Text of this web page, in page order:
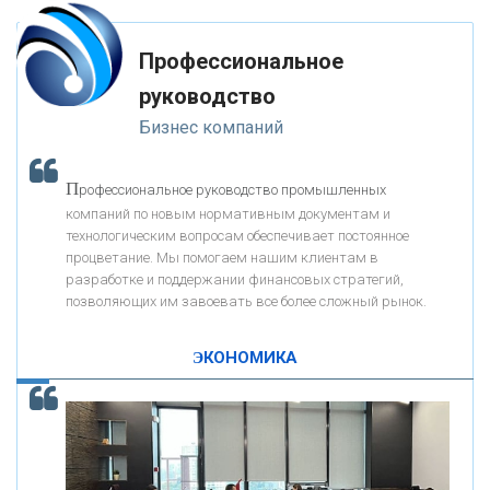
«ЗАПСИБКОМБАНК»
«РОСЕВРОБАНК»
«ПРЕСС-СЛУЖБА ВТБ24»
«АВТОГРАДБАНК»
ОНАС
КОНТАКТЫ
К ак Система быстрых платежей за пять лет
Профессиональное
руководство
Бизнес компаний
Профессиональное руководство промышленных
компаний по новым нормативным документам и
технологическим вопросам обеспечивает постоянное
процветание. Мы помогаем нашим клиентам в
разработке и поддержании финансовых стратегий,
позволяющих им завоевать все более сложный рынок.
ЭКОНОМИКА